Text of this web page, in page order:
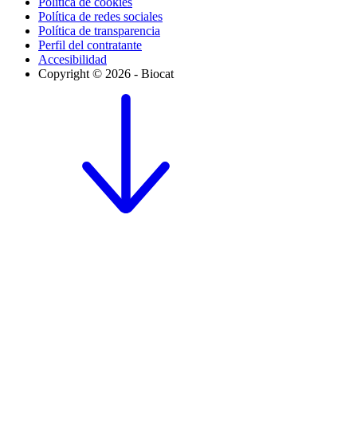
Política de redes sociales
Política de transparencia
Perfil del contratante
Accesibilidad
Copyright © 2026 - Biocat